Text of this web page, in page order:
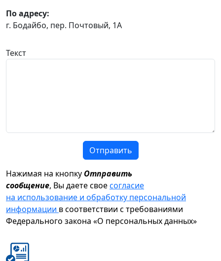
По адресу:
г. Бодайбо, пер. Почтовый, 1А
Текст
Отправить
Нажимая на кнопку Отправить
сообщение, Вы даете своесогласие
на использование и обработку персональной
информации в соответствии с требованиями
Федерального закона «О персональных данных»